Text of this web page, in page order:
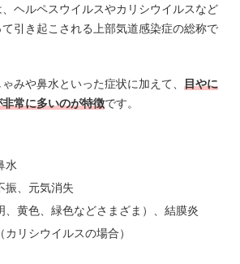
ヘルペスウイルスやカリシウイルスなど
引き起こされる上部気道感染症の総称で
みや鼻水といった症状に加えて、 目やに
常に多いのが特徴です。
水
振、元気消失
、黄色、緑色などさまざま）、結膜炎
リシウイルスの場合）